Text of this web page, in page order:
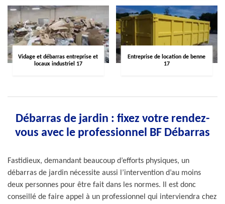
Vidage et débarras entreprise et
locaux industriel 17
Entreprise de location de benne
17
Débarras de jardin : fixez votre rendez-
vous avec le professionnel BF Débarras
Fastidieux, demandant beaucoup d’efforts physiques, un
débarras de jardin nécessite aussi l’intervention d’au moins
deux personnes pour être fait dans les normes. Il est donc
conseillé de faire appel à un professionnel qui interviendra chez